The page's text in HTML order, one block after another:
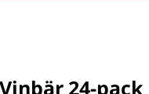
24-pack